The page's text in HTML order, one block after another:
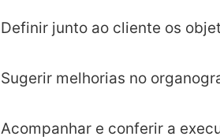
Definir junto ao cliente os
Sugerir melhorias no
Acompanhar e conferir a